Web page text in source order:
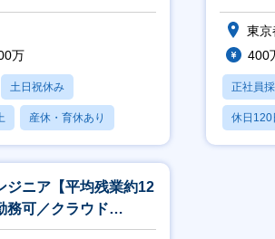
万
土日祝休み
産休・育休あり
内
均残業
可】東京
400
正社員
休日120
産休・
ジニア【平均残業約12
務可／クラウド
等）に携われる】